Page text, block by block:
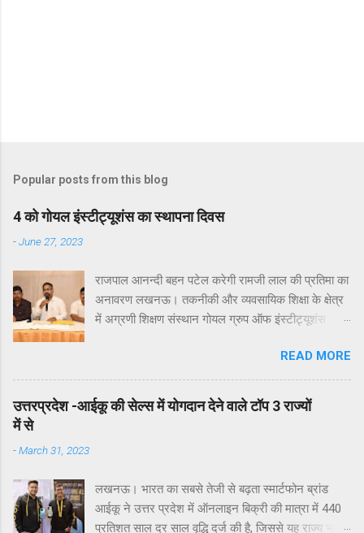
Popular posts from this blog
4 को गोयल इंस्टीट्यूशंस का स्थापना दिवस
-June 27, 2023
राजपाल आनन्दी बहन पटेल करेगी रामजी लाल की प्रतिमा का
अनावरण लखनऊ। तकनीकी और व्यवसायिक शिक्षा के क्षेत्र
में अग्रणी शिक्षण संस्थान गोयल ग्रुप ऑफ इंस्टीट्यूशंस
4 जुलाई 2023 को विद्यालय के प्रांगण में किया जाएगा। इस
बात की जानकारी आज एक प्रेसवार्ता में गोयल इंस्टीटयूशन के
निदेशक समन्वय डॉ आलोक जैन ने दी। उन्होने बताया कि
आगामी 4 जुलाई 2023 को प्रात: 11:00 बजे होने वाला गोयल
बार पूरा शैक्षणिक सत्र रामजी लाल अग्रवाल जन्म शताब्दी
समारोह के रूप में मनाया जाएगा। श्री रामजी लाल अग्रवाल
READ MORE
उत्तरप्रदेश -आईकू की सेल्स में योगदान देने वाले टॉप 3 राज्यों
में से
-March 31, 2023
लखनऊ। भारत का सबसे तेजी से बढ़ता स्मार्टफोन ब्रांड
आईकू ने उत्तर प्रदेश में ऑनलाइन बिक्री की मात्रा में 440
प्रतिशत साल दर साल वृद्धि दर्ज की है, जिससे यह राज्य भारत